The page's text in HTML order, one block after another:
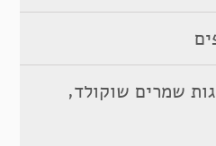
שמרים שוקולד,